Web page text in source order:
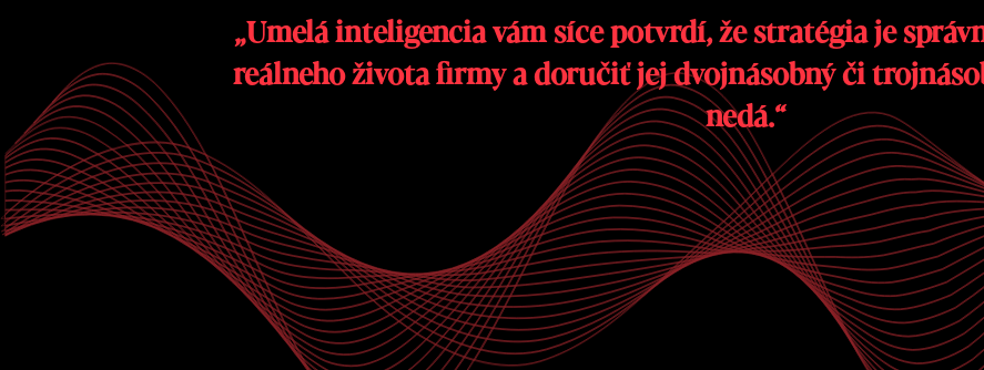
„Umelá inteligencia vám síce potvrdí, že stratégia je správna. Ale preklopiť ju do
reálneho života firmy a doručiť jej dvojnásobný či
nedá.“